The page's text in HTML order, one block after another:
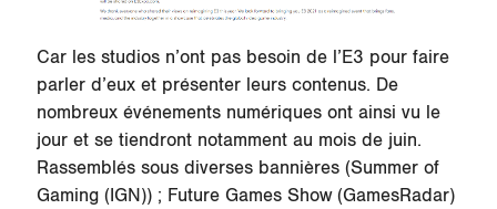
Car les studios n’ont pas besoin de l’E3 pour faire
parler d’eux et présenter leurs contenus. De
nombreux événements numériques ont ainsi vu le
jour et se tiendront notamment au mois de juin.
Rassemblés sous diverses bannières (Summer of
Gaming (IGN)) ; Future Games Show (GamesRadar)